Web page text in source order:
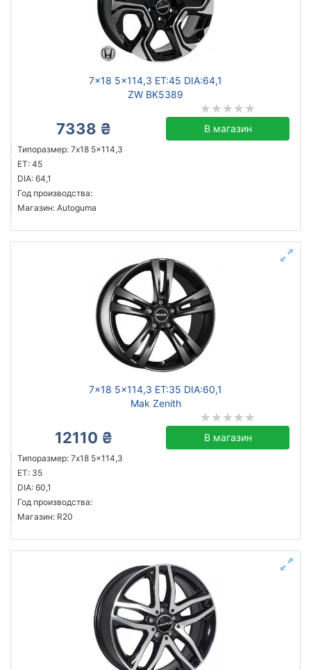
7x18 5x114,3 ET:45 DIA:64,1
ZW BK5389
7338 ₴ В магазин
Типоразмер: 7x18 5x114,3
ET: 45
DIA: 64,1
Год производства:
Магазин: Autoguma
7x18 5x114,3 ET:35 DIA:60,1
Mak Zenith
12110 ₴ В магазин
Типоразмер: 7x18 5x114,3
ET: 35
DIA: 60,1
Год производства:
Магазин: R20